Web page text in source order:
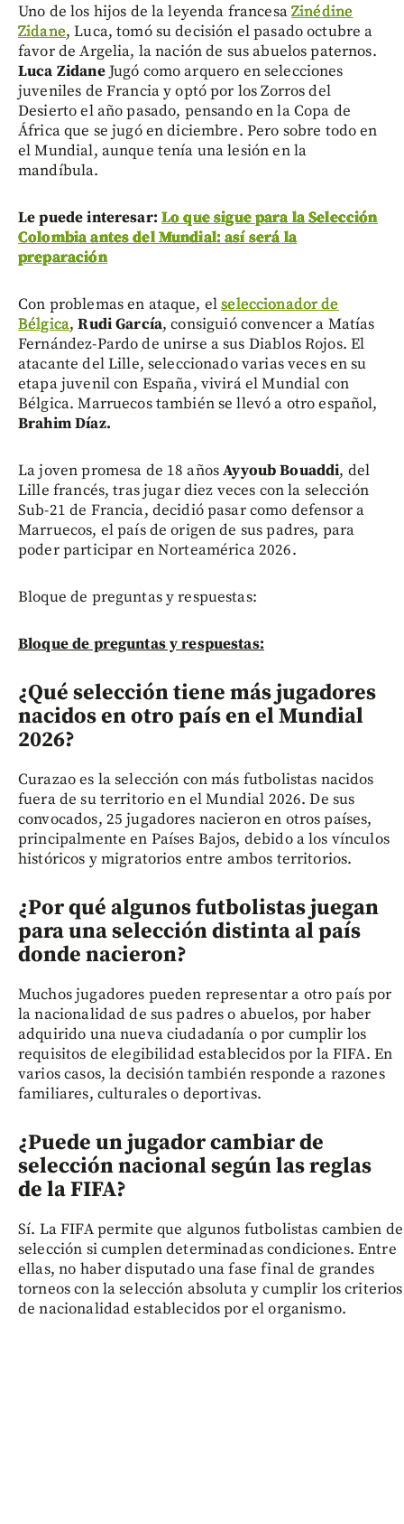
Uno de los hijos de la leyenda francesaZinédine
Zidane, Luca, tomó su decisión el pasado octubre a
favor de Argelia, la nación de sus abuelos paternos.
Luca ZidaneJugó como arquero en selecciones
juveniles de Francia y optó por los Zorros del
Desierto el año pasado, pensando en la Copa de
África que se jugó en diciembre. Pero sobre todo en
el Mundial, aunque tenía una lesión en la
mandíbula.
Le puede interesar: Lo que sigue para la Selección
Colombia antes del Mundial: así será la
preparación
Con problemas en ataque, elseleccionador de
Bélgica,Rudi García, consiguió convencer a Matías
Fernández-Pardo de unirse a sus Diablos Rojos. El
atacante del Lille, seleccionado varias veces en su
etapa juvenil con España, vivirá el Mundial con
Bélgica. Marruecos también se llevó a otro español,
Brahim Díaz.
La joven promesa de 18 añosAyyoub Bouaddi, del
Lille francés, tras jugar diez veces con la selección
Sub-21 de Francia, decidió pasar como defensor a
Marruecos, el país de origen de sus padres, para
poder participar en Norteamérica 2026.
Bloque de preguntas y respuestas:
Bloque de preguntas y respuestas:
¿Qué selección tiene más jugadores
nacidos en otro país en el Mundial
2026?
Curazao es la selección con más futbolistas nacidos
fuera de su territorio en el Mundial 2026. De sus
convocados, 25 jugadores nacieron en otros países,
principalmente en Países Bajos, debido a los vínculos
históricos y migratorios entre ambos territorios.
¿Por qué algunos futbolistas juegan
para una selección distinta al país
donde nacieron?
Muchos jugadores pueden representar a otro país por
la nacionalidad de sus padres o abuelos, por haber
adquirido una nueva ciudadanía o por cumplir los
requisitos de elegibilidad establecidos por la FIFA. En
varios casos, la decisión también responde a razones
familiares, culturales o deportivas.
¿Puede un jugador cambiar de
selección nacional según las reglas
de la FIFA?
Sí. La FIFA permite que algunos futbolistas cambien de
selección si cumplen determinadas condiciones. Entre
ellas, no haber disputado una fase final de grandes
torneos con la selección absoluta y cumplir los criterios
de nacionalidad establecidos por el organismo.